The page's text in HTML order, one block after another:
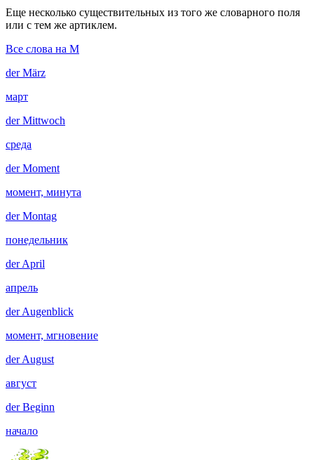
Еще несколько существительных из того же словарного поля
или с тем же артиклем.
Все слова на M
derMärz
март
derMittwoch
среда
derMoment
момент, минута
derMontag
понедельник
derApril
апрель
derAugenblick
момент, мгновение
derAugust
август
derBeginn
начало